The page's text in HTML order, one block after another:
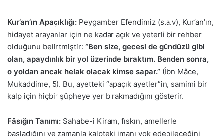
Kur’an’ın Apaçıklığı: Peygamber Efendimiz (s.a.v), Kur’an’ın,
hidayet arayanlar için ne kadar açık ve yeterli bir rehber
olduğunu belirtmiştir: “Ben size, gecesi de gündüzü gibi
olan, apaydınlık bir yol üzerinde bıraktım. Benden sonra,
o yoldan ancak helak olacak kimse sapar.” (İbn Mâce,
Mukaddime, 5). Bu, ayetteki “apaçık ayetler”in, samimi bir
kalp için hiçbir şüpheye yer bırakmadığını gösterir.
Fâsığın Tanımı: Sahabe-i Kiram, fıskın, amellerle
başladığını ve zamanla kalpteki imanı yok edebileceğini